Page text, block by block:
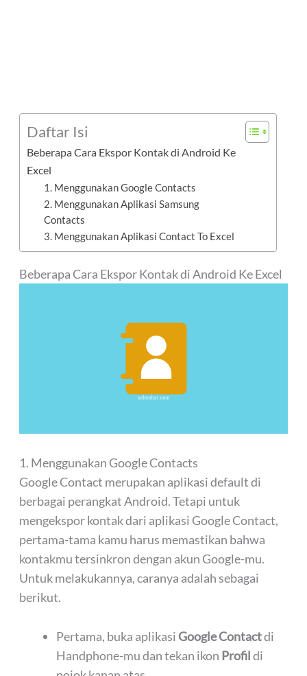
Daftar Isi
Beberapa Cara Ekspor Kontak di Android Ke
Excel
1. Menggunakan Google Contacts
2. Menggunakan Aplikasi Samsung
Contacts
3. Menggunakan Aplikasi Contact To Excel
Beberapa Cara Ekspor Kontak di Android Ke Excel
1. Menggunakan Google Contacts
Google Contact merupakan aplikasi default di
berbagai perangkat Android. Tetapi untuk
mengekspor kontak dari aplikasi Google Contact,
pertama-tama kamu harus memastikan bahwa
kontakmu tersinkron dengan akun Google-mu.
Untuk melakukannya, caranya adalah sebagai
berikut.
Pertama, buka aplikasi Google Contactdi
Handphone-mu dan tekan ikon Profildi